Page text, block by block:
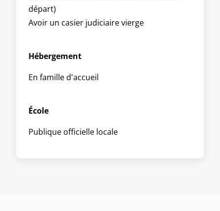
départ)
Avoir un casier judiciaire vierge
Hébergement
En famille d'accueil
École
Publique officielle locale